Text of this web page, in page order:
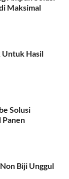
Maksimal
Untuk Hasil
Solusi
Panen
Biji Unggul